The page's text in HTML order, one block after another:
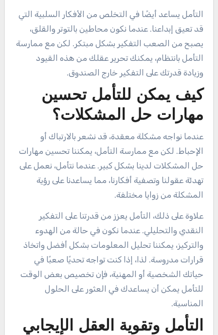
التأمل يساعد أيضًا في التخلص من الأفكار السلبية التي
قد تعيق إبداعنا. عندما نكون محاطين بالتوتر والقلق،
يصبح من الصعب التفكير بشكل مبتكر. لكن مع ممارسة
التأمل بانتظام، يمكنك تحرير عقلك من هذه القيود
وزيادة قدرتك على التفكير خارج الصندوق.
كيف يمكن للتأمل تحسين
مهارات حل المشكلات؟
عندما نواجه مشكلة معقدة، قد نشعر بالارتباك أو
الإحباط. لكن مع ممارسة التأمل، يمكننا تحسين مهارات
حل المشكلات لدينا بشكل كبير. عندما نتأمل، نعمل على
تهدئة عقولنا وتصفية أفكارنا، مما يساعدنا على رؤية
المشكلة من زوايا مختلفة.
علاوة على ذلك، التأمل يعزز من قدرتنا على التفكير
النقدي والتحليلي. عندما نكون في حالة من الهدوء
والتركيز، يمكننا تحليل المعلومات بشكل أفضل واتخاذ
قرارات مدروسة. لذا، إذا كنت تواجه تحديًا صعبًا في
حياتك الشخصية أو المهنية، فإن تخصيص بعض الوقت
للتأمل يمكن أن يساعدك في العثور على الحلول
المناسبة.
التأمل وتقوية العقل الإيجابي